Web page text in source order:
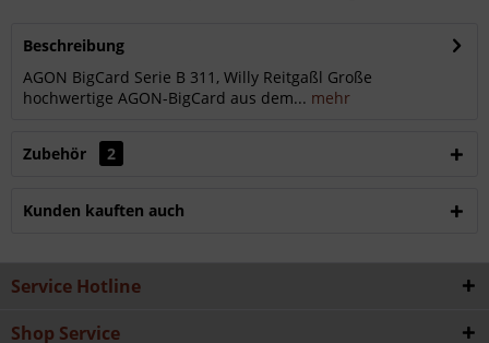
Beschreibung
AGON BigCard Serie B 311, Willy Reitgaßl Große
hochwertige AGON-BigCard aus dem... mehr
Zubehör 2
Kunden kauften auch
Service Hotline
Shop Service